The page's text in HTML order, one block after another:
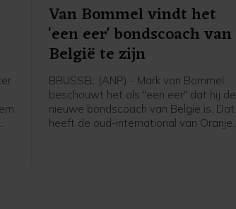
Van Bommel vindt het
'een eer' bondscoach van
België te zijn
BRUSSEL (ANP) - Mark van Bommel
beschouwt het als "een eer" dat hij de
nieuwe bondscoach van België is. Dat
heeft de oud-international van Oranje